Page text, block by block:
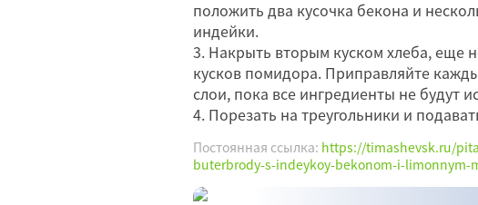
положить два кусочка бекона и
индейки.
3. Накрыть вторым куском хлеба, еще
кусков помидора. Приправляйте
слои, пока все ингредиенты не будут
4. Порезать на треугольники и
Постоянная ссылка: https://timashevsk.ru/
buterbrody-s-indeykoy-bekonom-i-limonnym-